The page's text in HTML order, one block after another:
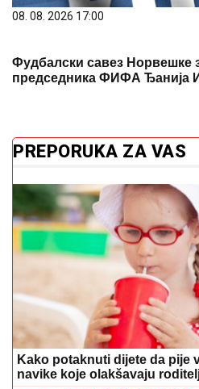
08. 08. 2026 17:00
Фудбалски савез Норвешке
председника ФИФА Ђанија
PREPORUKA ZA VAS
Kako potaknuti dijete da pije
navike koje olakšavaju